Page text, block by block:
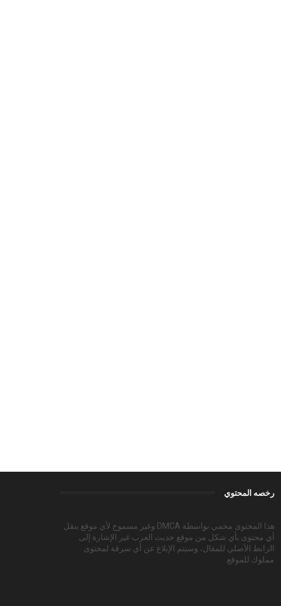
رخصه المحتوي
هذا المحتوى محمي بواسطة DMCA وغير مسموح لأي موقع بنقل
أي محتوى بأي شكل من موقع حديث العرب غير الإشارة إلى
الرابط الأصلي للمقال، وسيتم الإبلاغ عن أي سرقة لمحتوى
مملوك للموقع.